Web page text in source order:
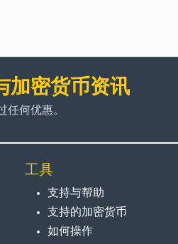
加密货币资讯
何优惠。
工具
支持与帮助
支持的加密货币
如何操作